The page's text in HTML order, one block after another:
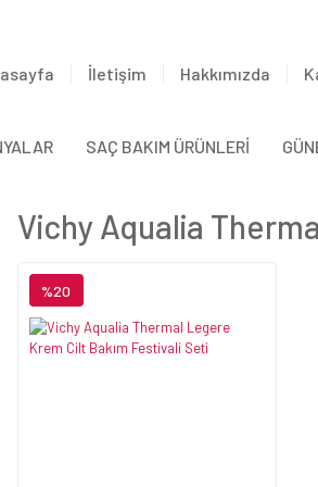
İletişim Hakkımızda
SAÇ BAKIM ÜRÜNLERİ
Vichy Aqualia
%20